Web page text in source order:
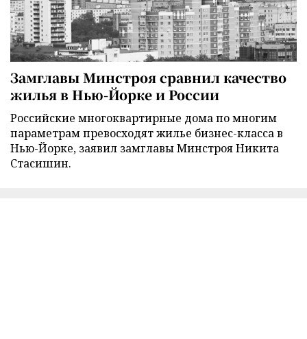
Замглавы Минстроя сравнил качество
жилья в Нью-Йорке и России
Российские многоквартирные дома по многим
параметрам превосходят жилье бизнес-класса в
Нью-Йорке, заявил замглавы Минстроя Никита
Стасишин.